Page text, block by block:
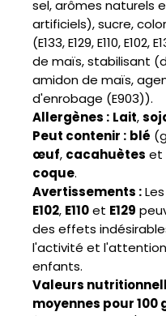
sel, arômes naturels
artificiels), sucre,
(E133, E129, E110, E102,
de maïs, stabilisant
amidon de maïs,
d'enrobage (E903)).
Allergènes : Lait,
Peut contenir : blé
œuf, cacahuètes et
coque.
Avertissements :
E102, E110et E129
des effets
l'activité et
enfants.
Valeurs
moyennes pour 100